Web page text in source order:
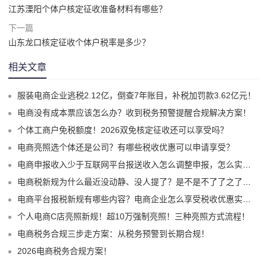
江苏溧阳个体户核定征收准备材料有哪些？
下一篇
山东龙口核定征收个体户税率是多少？
相关文章
服装电商企业逃税2.12亿，倒查7年账目，补税加罚款3.62亿元！
电商没有成本票应该怎么办？收到税务预警提醒合规解决方案！
个体工商户免税额度！2026双免核定征收还可以享受吗？
电商亮照选个体还是公司？有哪些税收优惠可以申请享受？
电商申报收入少于互联网平台报送收入怎么调整申报，怎么实现合规申报享受税收优惠！
电商税新规为什么最近没动静、没人提了？是不是不了了之了嘛？
电商平台报税新规有哪些内容？电商企业怎么享受税收优惠实现税务合规？
个人电商C店亮照新规！超10万强制亮照！三种亮照方式流程！
电商税务合规三步走方案：从税务预警到长期合规！
2026电商税务合规方案！